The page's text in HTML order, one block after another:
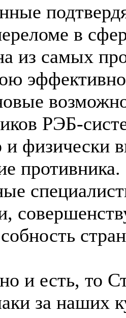
в
из самых
РЭБ-
физически
и есть, то
за наших